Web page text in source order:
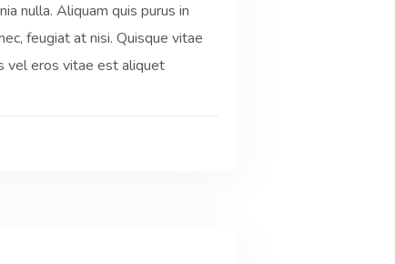
nulla. Aliquam quis purus in
feugiat at nisi. Quisque vitae
vel eros vitae est aliquet